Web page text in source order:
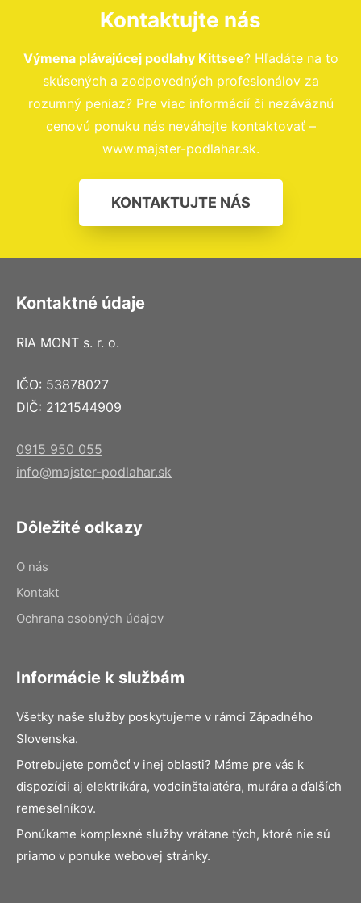
Kontaktujte nás
Výmena plávajúcej podlahy Kittsee? Hľadáte na to
skúsených a zodpovedných profesionálov za
rozumný peniaz? Pre viac informácií či nezáväznú
cenovú ponuku nás neváhajte kontaktovať –
www.majster-podlahar.sk.
KONTAKTUJTE NÁS
Kontaktné údaje
RIA MONT s. r. o.
IČO: 53878027
DIČ: 2121544909
0915 950 055
info@majster-podlahar.sk
Dôležité odkazy
O nás
Kontakt
Ochrana osobných údajov
Informácie k službám
Všetky naše služby poskytujeme v rámci Západného
Slovenska.
Potrebujete pomôcť v inej oblasti? Máme pre vás k
dispozícii aj elektrikára, vodoinštalatéra, murára a ďalších
remeselníkov.
Ponúkame komplexné služby vrátane tých, ktoré nie sú
priamo v ponuke webovej stránky.